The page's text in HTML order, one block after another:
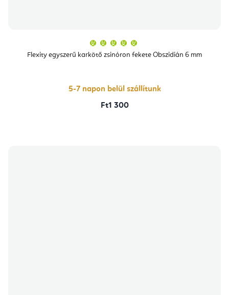
Flexity egyszerű karkötő zsinóron fekete Obszidián 6 mm
átlagos
értékelése
csillag.
5-7 napon belül szállítunk
Ft1 300